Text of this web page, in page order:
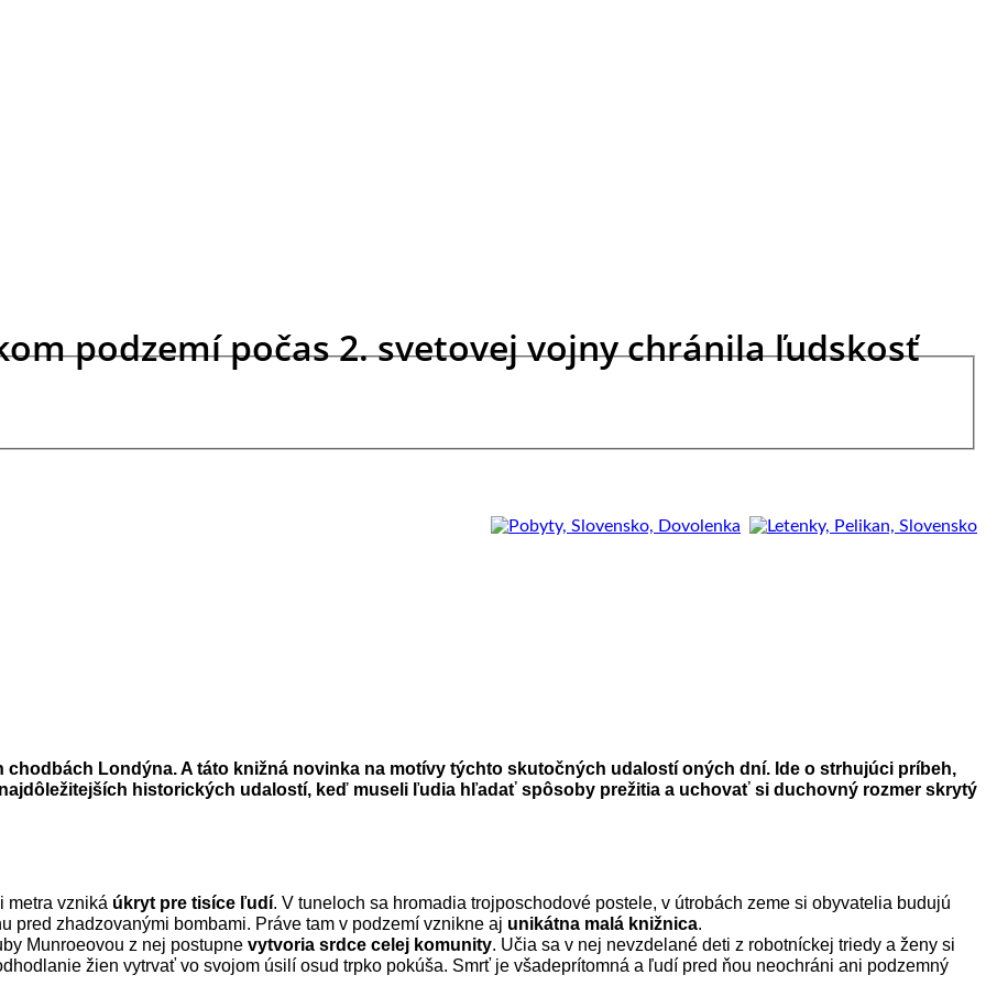
podzemí počas 2. svetovej vojny chránila ľudskosť
Londýna. A táto knižná novinka na motívy týchto skutočných udalostí oných dní. Ide o strhujúci príbeh,
historických udalostí, keď museli ľudia hľadať spôsoby prežitia a uchovať si duchovný rozmer skrytý
metra vzniká úkryt pre tisíce ľudí. V tuneloch sa hromadia trojposchodové postele, v útrobách zeme si obyvatelia budujú
pred zhadzovanými bombami. Práve tam v podzemí vznikne aj unikátna malá knižnica.
Munroeovou z nej postupne vytvoria srdce celej komunity. Učia sa v nej nevzdelané deti z robotníckej triedy a ženy si
žien vytrvať vo svojom úsilí osud trpko pokúša. Smrť je všadeprítomná a ľudí pred ňou neochráni ani podzemný